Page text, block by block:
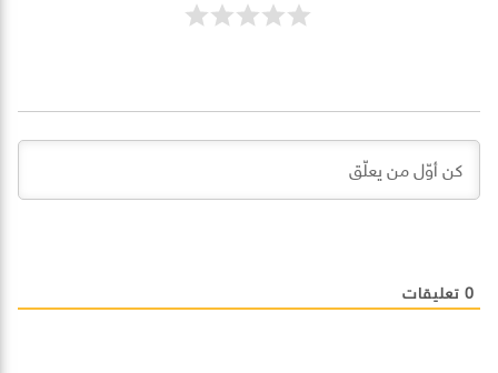
0 تعليقات